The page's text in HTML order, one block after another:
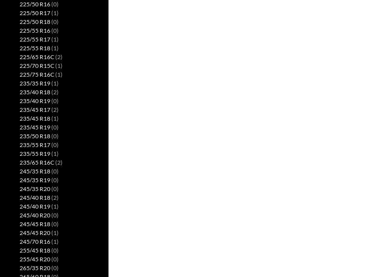
225/50 R16(0)
225/50 R17(1)
225/50 R18(0)
225/55 R16(0)
225/55 R17(1)
225/55 R18(1)
225/65 R16C(2)
225/70 R15C(1)
225/75 R16C(1)
235/35 R19(1)
235/40 R18(2)
235/40 R19(0)
235/45 R17(2)
235/45 R18(1)
235/45 R19(0)
235/50 R18(0)
235/55 R17(0)
235/55 R19(1)
235/65 R16C(2)
245/35 R18(0)
245/35 R19(0)
245/35 R20(0)
245/40 R18(2)
245/40 R19(1)
245/40 R20(0)
245/45 R18(0)
245/45 R20(1)
245/70 R16(1)
255/45 R18(0)
255/45 R20(0)
265/35 R20(0)